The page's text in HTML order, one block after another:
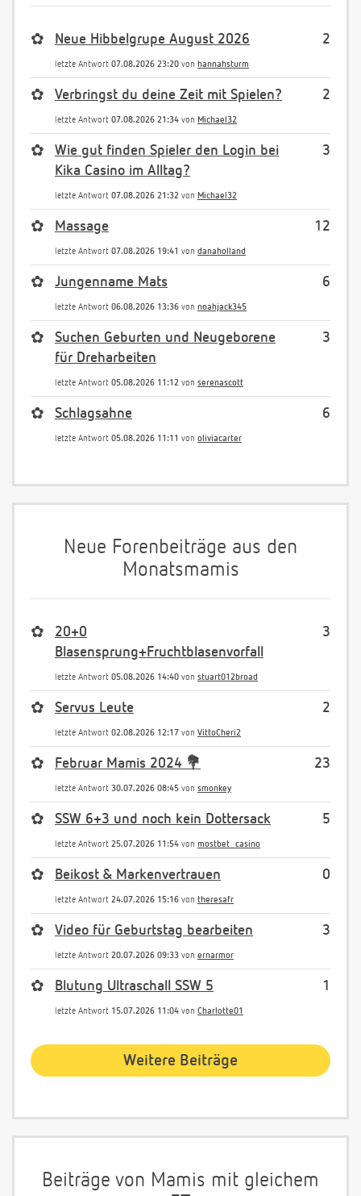
2
✿ Neue Hibbelgrupe August 2026
letzte Antwort 07.08.2026 23:20 von hannahsturm
2
✿ Verbringst du deine Zeit mit Spielen?
letzte Antwort 07.08.2026 21:34 von Michael32
3
✿
Wie gut finden Spieler den Login bei
Kika Casino im Alltag?
letzte Antwort 07.08.2026 21:32 von Michael32
12
✿ Massage
letzte Antwort 07.08.2026 19:41 von danaholland
6
✿ Jungenname Mats
letzte Antwort 06.08.2026 13:36 von noahjack345
3
✿
Suchen Geburten und Neugeborene
für Dreharbeiten
letzte Antwort 05.08.2026 11:12 von serenascott
6
✿ Schlagsahne
letzte Antwort 05.08.2026 11:11 von oliviacarter
Neue Forenbeiträge aus den
Monatsmamis
3
✿
20+0
Blasensprung+Fruchtblasenvorfall
letzte Antwort 05.08.2026 14:40 von stuart012broad
2
✿ Servus Leute
letzte Antwort 02.08.2026 12:17 von VittoCheri2
23
✿ Februar Mamis 2024 💐
letzte Antwort 30.07.2026 08:45 von smonkey
5
✿ SSW 6+3 und noch kein Dottersack
letzte Antwort 25.07.2026 11:54 von mostbet_casino
0
✿ Beikost & Markenvertrauen
letzte Antwort 24.07.2026 15:16 von theresafr
3
✿ Video für Geburtstag bearbeiten
letzte Antwort 20.07.2026 09:33 von ernarmor
1
✿ Blutung Ultraschall SSW 5
letzte Antwort 15.07.2026 11:04 von Charlotte01
Weitere Beiträge
Beiträge von Mamis mit gleichem